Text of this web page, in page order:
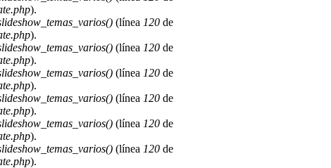
).
(línea 120de
).
(línea 120de
).
(línea 120de
).
(línea 120de
).
(línea 120de
).
(línea 120de
).